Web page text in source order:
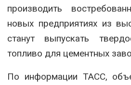
производить
новых предприятиях из
станут выпускать
топливо для цементных
По информации ТАСС,